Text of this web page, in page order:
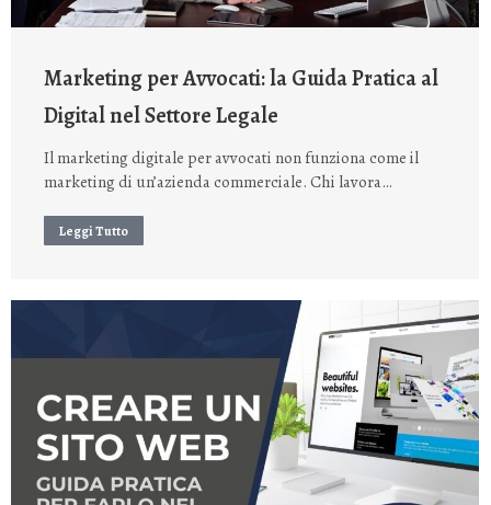
Marketing per Avvocati: la Guida Pratica al
Digital nel Settore Legale
Il marketing digitale per avvocati non funziona come il
marketing di un’azienda commerciale. Chi lavora…
Leggi Tutto